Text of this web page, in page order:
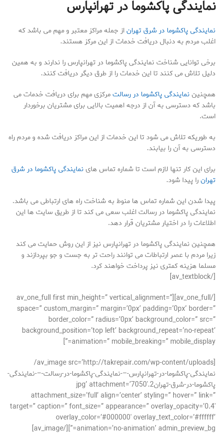
نمایندگی پاکشوما در تهرانپارس
نمایندگی پاکشوما در شرق تهراناز جمله مراکز معتبر و مهم می باشد که
اغلب مردم به دنبال دریافت خدمات از این مرکز هستند.
برخی توانایی شناخت نمایندگی پاکشوما در تهرانپارس را ندارند و به همین
دلیل تلاش می کنند تا این خدمات را از طرق دیگر دریافت کنند.
همچنین نمایندگی پاکشوما در رسالتمرکزی مهم برای دریافت خدمات می
باشد که دسترسی به آن از درجه اهمیت بالایی برای مشتریان برخوردار
است.
به طوریکه تلاش می شود تا این خدمات از این مراکز دریافت شده و مردم راه
دسترسی به آن را بیابند.
برای این کار تنها لازم است تا شماره تماس های نمایندگی پاکشوما در شرق
تهرانرا پیدا شود.
پیدا شدن این شماره تماس ها منوط به شناخت راه های ارتباطی می باشد.
نمایندگی پاکشوما در رسالت اغلب سعی می کند تا از طریق سایت ها این
اطلاعات را در اختیار مشتریان قرار دهد.
همچنین نمایندگی پاکشوما در تهرانپارس نیز از این روش حمایت می کند
زیرا مردم با عصر ارتباطات می توانند راحت تر به جست و جو بپردازند و
مسلما هزینه کمتری نیز پرداخت خواهند کرد.
[/av_textblock]
[/av_one_full][av_one_full first min_height=” vertical_alignment=”
space=” custom_margin=” margin=’0px’ padding=’0px’ border=”
border_color=” radius=’0px’ background_color=” src=”
background_position=’top left’ background_repeat=’no-repeat’
animation=” mobile_breaking=” mobile_display=”]
[av_image src=’http://takrepair.com/wp-content/uploads/
نمایندگی-پاکشوما-در-تهرانپارس-–-نمایندگی-پاکشوما-در-رسالت-–-نمایندگی-
پاکشوما-در-شرق-تهران2.jpg’ attachment=’7050′
attachment_size=’full’ align=’center’ styling=” hover=” link=”
target=” caption=” font_size=” appearance=” overlay_opacity=’0.4′
overlay_color=’#000000′ overlay_text_color=’#ffffff’
animation=’no-animation’ admin_preview_bg=”][/av_image]